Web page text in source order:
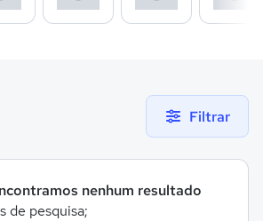
Filtrar
nenhum resultado
de pesquisa;